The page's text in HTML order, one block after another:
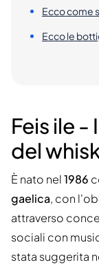
Ecco come
Ecco le
Feis ile -
del
È nato nel1986
gaelica, con
attraverso
sociali con
stata suggerita